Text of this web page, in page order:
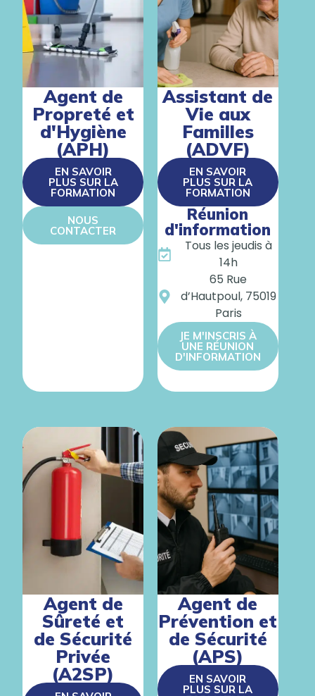
Agent de
Propreté et
d'Hygiène
(APH)
EN SAVOIR
PLUS SUR LA
FORMATION
NOUS
CONTACTER
Assistant de
Vie aux
Familles
(ADVF)
EN SAVOIR
PLUS SUR LA
FORMATION
Réunion
d'information
Tous les jeudis à
14h
65 Rue
d’Hautpoul, 75019
Paris
JE M'INSCRIS À
UNE RÉUNION
D'INFORMATION
Agent de
Sûreté et
de Sécurité
Privée
(A2SP)
Agent de
Prévention et
de Sécurité
(APS)
EN SAVOIR
PLUS SUR LA